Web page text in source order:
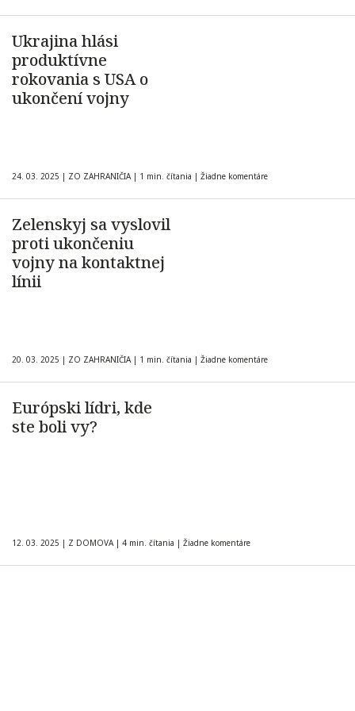
Ukrajina hlási
produktívne
rokovania s USA o
ukončení vojny
24. 03. 2025 | ZO ZAHRANIČIA | 1 min. čítania | Žiadne komentáre
Zelenskyj sa vyslovil
proti ukončeniu
vojny na kontaktnej
línii
20. 03. 2025 | ZO ZAHRANIČIA | 1 min. čítania | Žiadne komentáre
Európski lídri, kde
ste boli vy?
12. 03. 2025 | Z DOMOVA | 4 min. čítania | Žiadne komentáre